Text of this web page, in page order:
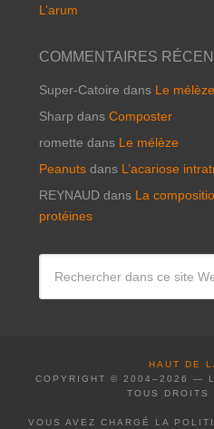
L’arum
COMMENTAIRES
Super-Catoire dans Le mélèze
Sharp dans Composter
romette dans Le mélèze
Peanutsdans L’acariose
REYNAUDdans La
protéines
HAUT DE
COPYRIGHT © 2004–2026 —
TOUS DROITS
VOUS AVEZ CHARGÉ LA